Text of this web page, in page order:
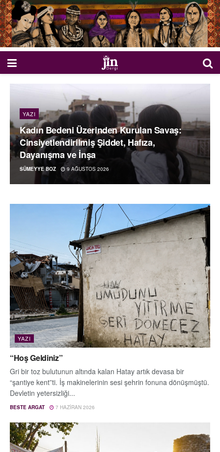
YAZI
Kadın Bedeni Üzerinden Kurulan Savaş:
Cinsiyetlendirilmiş Şiddet, Hafıza,
Dayanışma ve İnşa
SÜMEYYE BOZ 9 AĞUSTOS 2026
YAZI
“Hoş Geldiniz”
Gri bir toz bulutunun altında kalan Hatay artık devasa bir
“şantiye kent”ti. İş makinelerinin sesi şehrin fonuna dönüşmüştü.
Devletin yetersizliği...
BESTE ARGAT 7 HAZIRAN 2026